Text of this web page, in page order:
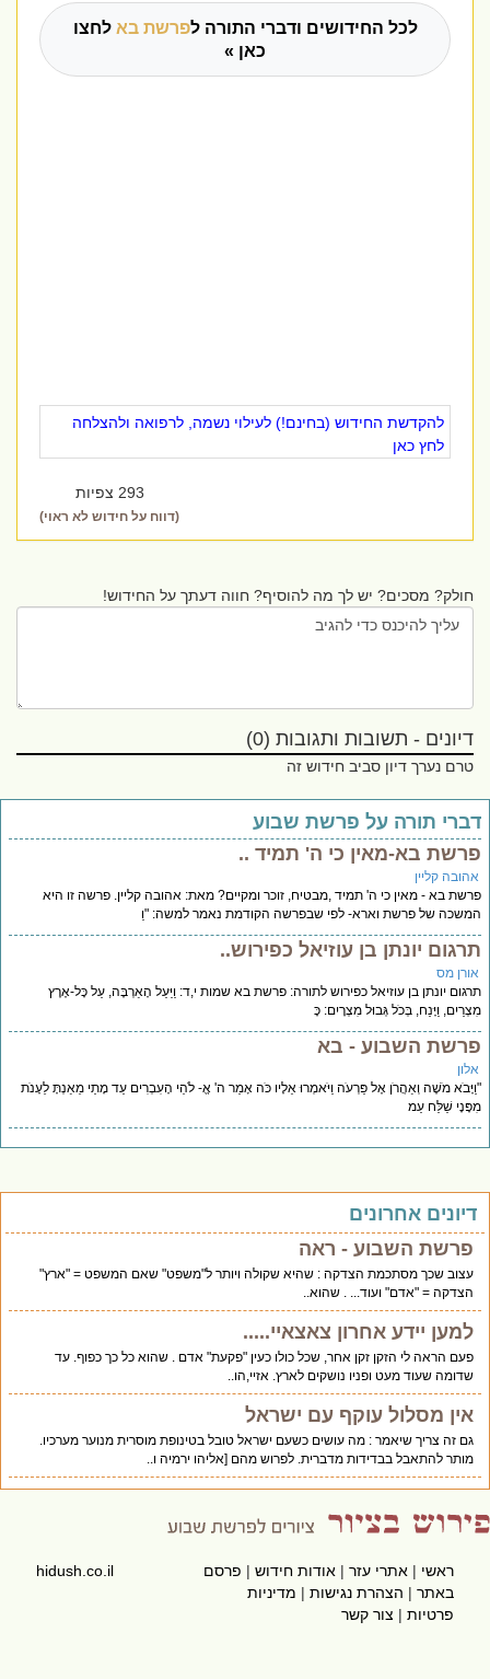
לכל החידושים ודברי התורה לפרשת באלחצו
כאן »
להקדשת החידוש (בחינם!) לעילוי נשמה, לרפואה ולהצלחה
לחץ כאן
293 צפיות
(דווח על חידוש לא ראוי)
חולק? מסכים? יש לך מה להוסיף? חווה דעתך על החידוש!
דיונים - תשובות ותגובות (0)
טרם נערך דיון סביב חידוש זה
תורה על פרשת שבוע
בא-מאין כי ה' תמיד ..
קליין
בא - מאין כי ה' תמיד ,מבטיח, זוכר ומקיים? מאת: אהובה קליין. פרשה זו היא
של פרשת וארא- לפי שבפרשה הקודמת נאמר למשה: "וַ
יונתן בן עוזיאל כפירוש..
מס
יונתן בן עוזיאל כפירוש לתורה: פרשת בא שמות י,ד: וַיַּעַל הָאַרְבֶּה, עַל כָּל-אֶרֶץ
וַיָּנַח, בְּכֹל גְּבוּל מִצְרָיִם: כָּ
השבוע - בא
מֹשֶׁה וְאַהֲרֹן אֶל פַּרְעֹה וַיֹּאמְרוּ אֵלָיו כֹּה אָמַר ה' אֱ- לֹהֵי הָעִבְרִים עַד מָתַי מֵאַנְתָּ לֵעָנֹת
שַׁלַּח עַמ
אחרונים
פרשת השבוע - ראה
עצוב שכך מסתכמת הצדקה : שהיא שקולה ויותר ל"משפט" שאם המשפט = "ארץ"
הצדקה = "אדם" ועוד... . שהוא..
למען יידע אחרון צאצאיי.....
פעם הראה לי הזקן זקן אחר, שכל כולו כעין "פקעת" אדם . שהוא כל כך כפוף. עד
שדומה שעוד מעט ופניו נושקים לארץ. אזיי,הו..
אין מסלול עוקף עם ישראל
גם זה צריך שיאמר : מה עושים כשעם ישראל טובל בטינופת מוסרית מנוער מערכיו.
מותר להתאבל בבדידות מדברית. לפרוש מהם [אליהו ירמיה ו..
ראשי|אתרי עזר|אודות חידוש|פרסם
באתר|הצהרת נגישות|מדיניות
פרטיות|צור קשר
hidush.co.il